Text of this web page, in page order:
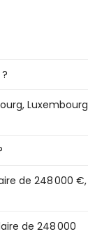
Luxembourg
de 248 000 €,
de 248 000